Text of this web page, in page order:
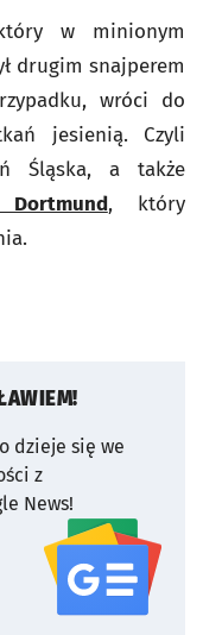
w minionym
drugim snajperem
wróci do
jesienią. Czyli
Śląska, a także
, który
dzieje się we
z
News!
serwisu